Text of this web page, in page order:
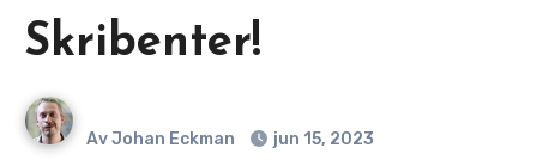
Skribenter!
Av Johan Eckman jun 15, 2023